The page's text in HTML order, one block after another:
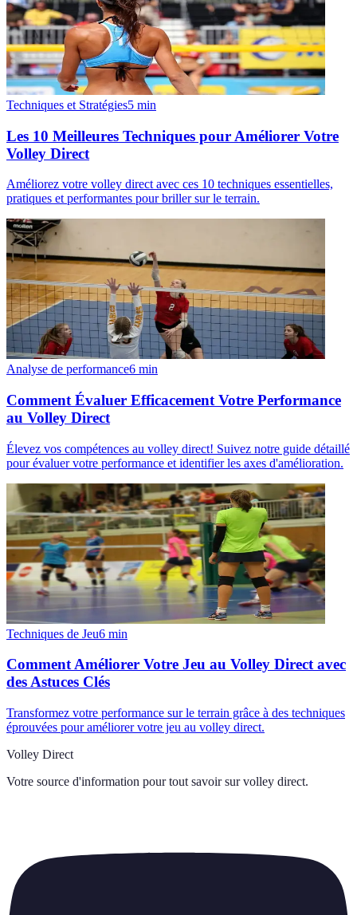
Techniques et Stratégies5 min
Les 10 Meilleures Techniques pour Améliorer Votre
Volley Direct
Améliorez votre volley direct avec ces 10 techniques essentielles,
pratiques et performantes pour briller sur le terrain.
Analyse de performance6 min
Comment Évaluer Efficacement Votre Performance
au Volley Direct
Élevez vos compétences au volley direct! Suivez notre guide détaillé
pour évaluer votre performance et identifier les axes d'amélioration.
Techniques de Jeu6 min
Comment Améliorer Votre Jeu au Volley Direct avec
des Astuces Clés
Transformez votre performance sur le terrain grâce à des techniques
éprouvées pour améliorer votre jeu au volley direct.
Volley Direct
Votre source d'information pour tout savoir sur volley direct.